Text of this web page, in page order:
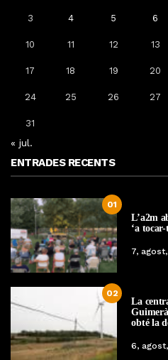
3 4 5 6
10 11 12 13
17 18 19 20
24 25 26 27
31
« jul.
ENTRADES RECENTS
01
L’a2m
‘a tocar-
7,
02
La
obté la
6,